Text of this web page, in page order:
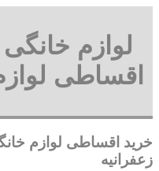
لوازم
اقساطی
خرید اقساطی لوازم
زعفرانیه